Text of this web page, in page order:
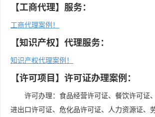
【工商代理】服务：
工商代理案例！
【知识产权】代理服务：
知识产权代理案例！
【许可项目】许可证办理案例：
许可办理：食品经营许可证、餐饮许可证
进出口许可证、危化品许可证、人力资源证、